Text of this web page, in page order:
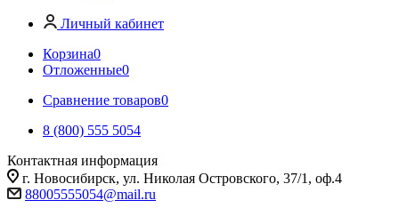
Личный кабинет
Корзина0
Отложенные0
Сравнение товаров0
8 (800) 555 5054
Контактная информация
г. Новосибирск, ул. Николая Островского, 37/1, оф.4
88005555054@mail.ru